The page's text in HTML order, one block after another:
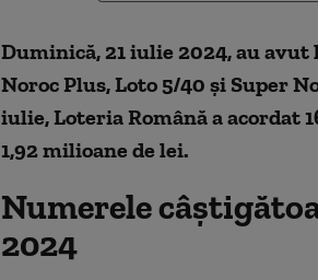
Duminică, 21 iulie 2024, au
Noroc Plus, Loto 5/40 și Super
iulie, Loteria Română a acordat
1,92 milioane de lei.
Numerele
2024